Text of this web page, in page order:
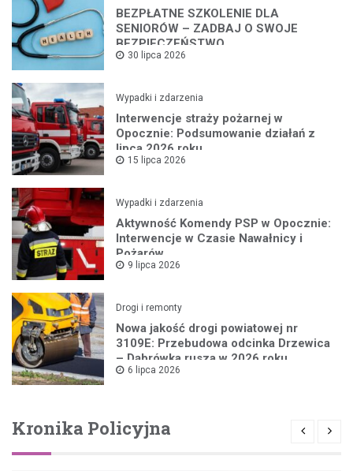
BEZPŁATNE SZKOLENIE DLA
SENIORÓW – ZADBAJ O SWOJE
BEZPIECZEŃSTWO
30 lipca 2026
Wypadki i zdarzenia
Interwencje straży pożarnej w
Opocznie: Podsumowanie działań z
lipca 2026 roku
15 lipca 2026
Wypadki i zdarzenia
Aktywność Komendy PSP w Opocznie:
Interwencje w Czasie Nawałnicy i
Pożarów
9 lipca 2026
Drogi i remonty
Nowa jakość drogi powiatowej nr
3109E: Przebudowa odcinka Drzewica
– Dąbrówka rusza w 2026 roku
6 lipca 2026
Kronika Policyjna